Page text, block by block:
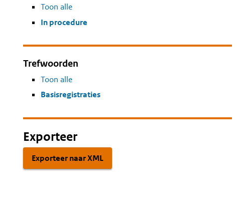
Toon alle
In procedure
Trefwoorden
Toon alle
Basisregistraties
Exporteer
Exporteer naar XML